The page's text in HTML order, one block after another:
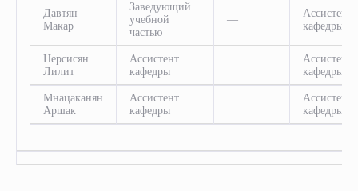
Давтян
Макар
Заведующий
учебной
частью
—
Ассистент
кафедры
Нерсисян
Лилит
Ассистент
кафедры
—
Ассистент
кафедры
Мнацаканян
Аршак
Ассистент
кафедры
—
Ассистент
кафедры